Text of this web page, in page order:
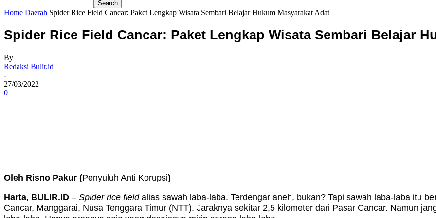
Home Daerah Spider Rice Field Cancar: Paket Lengkap Wisata Sembari Belajar Hukum Masyarakat Adat
Spider Rice Field Cancar: Paket Lengkap Wisata Sembari Belajar
By
Redaksi Bulir.id
-
27/03/2022
0
Oleh Risno Pakur (Penyuluh Anti Korupsi)
Harta, BULIR.ID – Spider rice fieldalias sawah laba-laba. Terdengar aneh, bukan? Tapi sawah laba-laba itu
Cancar, Manggarai, Nusa Tenggara Timur (NTT). Jaraknya sekitar 2,5 kilometer dari Pasar Cancar. Namun